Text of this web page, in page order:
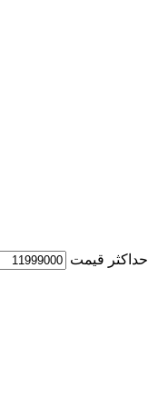
حداكثر قيمت